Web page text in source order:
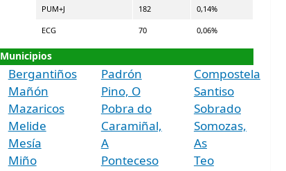
PUM+J 182 0,14%
ECG 70 0,06%
Municipios
Bergantiños
Mañón
Mazaricos
Melide
Mesía
Miño
Padrón
Pino, O
Pobra do
Caramiñal,
A
Ponteceso
Compostela
Santiso
Sobrado
Somozas,
As
Teo